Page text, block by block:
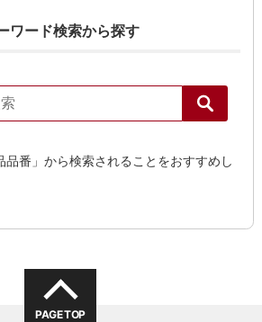
ワード検索から探す
品番」から検索されることをおすすめし
PAGE TOP